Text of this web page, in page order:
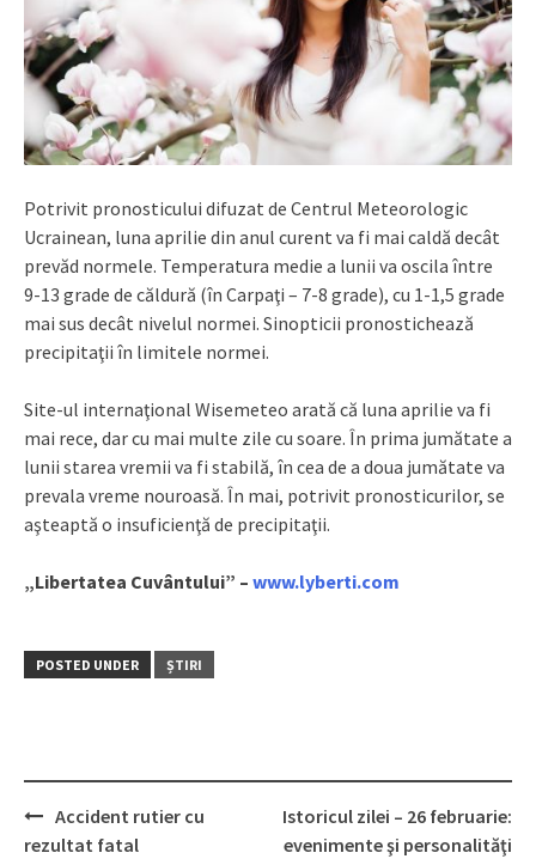
Potrivit pronosticului difuzat de Centrul Meteorologic
Ucrainean, luna aprilie din anul curent va fi mai caldă decât
prevăd normele. Temperatura medie a lunii va oscila între
9-13 grade de căldură (în Carpaţi – 7-8 grade), cu 1-1,5 grade
mai sus decât nivelul normei. Sinopticii pronostichează
precipitaţii în limitele normei.
Site-ul internaţional Wisemeteo arată că luna aprilie va fi
mai rece, dar cu mai multe zile cu soare. În prima jumătate a
lunii starea vremii va fi stabilă, în cea de a doua jumătate va
prevala vreme nouroasă. În mai, potrivit pronosticurilor, se
aşteaptă o insuficienţă de precipitaţii.
„Libertatea Cuvântului” – www.lyberti.com
POSTED UNDER ȘTIRI
Post
Accident rutier cu
rezultat fatal
Istoricul zilei – 26 februarie:
evenimente şi personalităţi